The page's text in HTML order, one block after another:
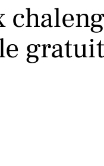
gratuit